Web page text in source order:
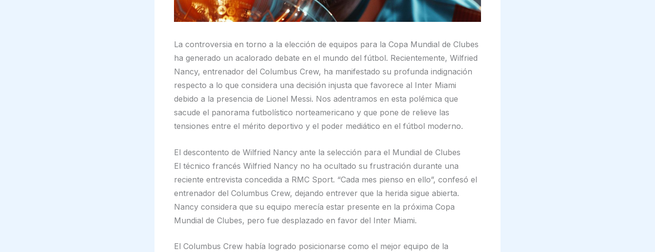
La controversia en torno a la elección de equipos para la Copa Mundial de Clubes
ha generado un acalorado debate en el mundo del fútbol. Recientemente, Wilfried
Nancy, entrenador del Columbus Crew, ha manifestado su profunda indignación
respecto a lo que considera una decisión injusta que favorece al Inter Miami
debido a la presencia de Lionel Messi. Nos adentramos en esta polémica que
sacude el panorama futbolístico norteamericano y que pone de relieve las
tensiones entre el mérito deportivo y el poder mediático en el fútbol moderno.
El descontento de Wilfried Nancy ante la selección para el Mundial de Clubes
El técnico francés Wilfried Nancy no ha ocultado su frustración durante una
reciente entrevista concedida a RMC Sport. “Cada mes pienso en ello”, confesó el
entrenador del Columbus Crew, dejando entrever que la herida sigue abierta.
Nancy considera que su equipo merecía estar presente en la próxima Copa
Mundial de Clubes, pero fue desplazado en favor del Inter Miami.
El Columbus Crew había logrado posicionarse como el mejor equipo de la